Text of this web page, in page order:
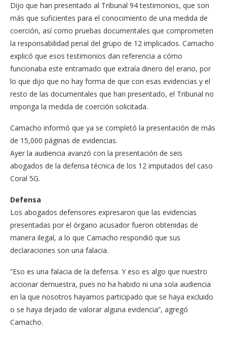
Dijo que han presentado al Tribunal 94 testimonios, que son
más que suficientes para el conocimiento de una medida de
coerción, así como pruebas documentales que comprometen
la responsabilidad penal del grupo de 12 implicados. Camacho
explicó que esos testimonios dan referencia a cómo
funcionaba este entramado que extraía dinero del erario, por
lo que dijo que no hay forma de que con esas evidencias y el
resto de las documentales que han presentado, el Tribunal no
imponga la medida de coerción solicitada.
Camacho informó que ya se completó la presentación de más
de 15,000 páginas de evidencias.
Ayer la audiencia avanzó con la presentación de seis
abogados de la defensa técnica de los 12 imputados del caso
Coral 5G.
Defensa
Los abogados defensores expresaron que las evidencias
presentadas por el órgano acusador fueron obtenidas de
manera ilegal, a lo que Camacho respondió que sus
declaraciones son una falacia.
“Eso es una falacia de la defensa. Y eso es algo que nuestro
accionar demuestra, pues no ha habido ni una sola audiencia
en la que nosotros hayamos participado que se haya excluido
o se haya dejado de valorar alguna evidencia”, agregó
Camacho.